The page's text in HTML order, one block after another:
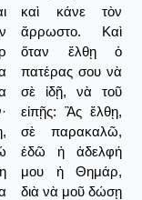
καὶ κάνε τὸν
ἄρρωστο. Καὶ
ὅταν ἔλθῃ ὁ
πατέρας σου νὰ
σὲ ἰδῇ, νὰ τοῦ
εἰπῇς: Ἂς ἔλθῃ,
σὲ παρακαλῶ,
ἐδῶ ἡ ἀδελφή
μου ἡ Θημάρ,
διὰ νὰ μοῦ δώσῃ